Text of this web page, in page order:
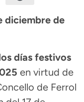
diciembre de
días festivos
en virtud de
de Ferrol